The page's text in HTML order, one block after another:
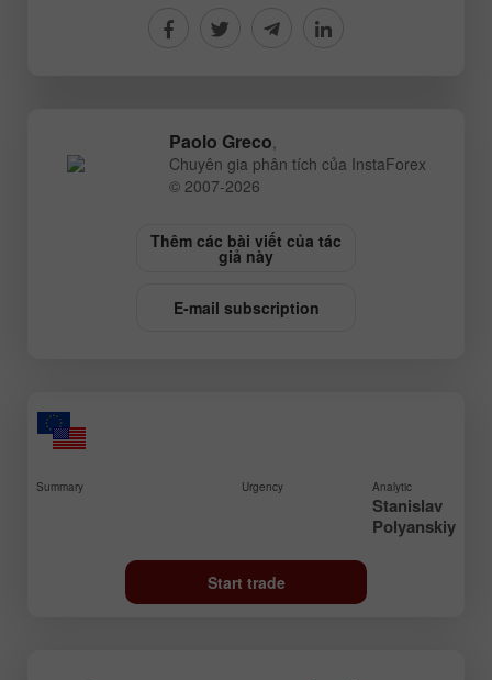
Paolo Greco,
Chuyên gia phân tích của InstaForex
© 2007-2026
Thêm các bài viết của tác
giả này
E-mail subscription
Summary Urgency Analytic
Stanislav
Polyanskiy
Start trade